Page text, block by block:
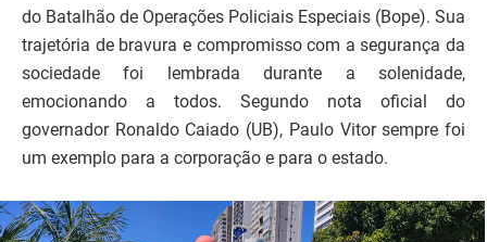
do Batalhão de Operações Policiais Especiais (Bope). Sua
trajetória de bravura e compromisso com a segurança da
sociedade foi lembrada durante a solenidade,
emocionando a todos. Segundo nota oficial do
governador Ronaldo Caiado (UB), Paulo Vitor sempre foi
um exemplo para a corporação e para o estado.